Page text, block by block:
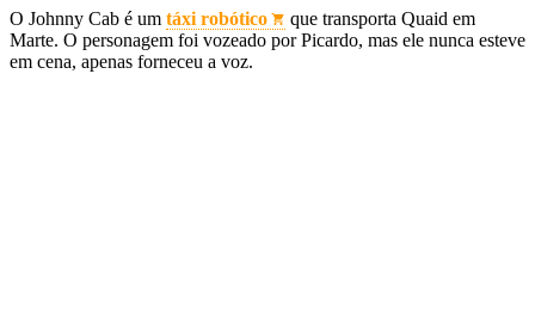
O Johnny Cab é um táxi robótico
que transporta Quaid em
Marte. O personagem foi vozeado por Picardo, mas ele nunca esteve
em cena, apenas forneceu a voz.